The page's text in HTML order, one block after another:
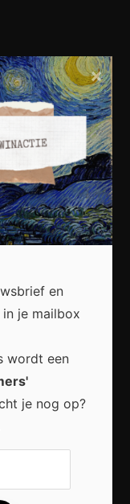
en
interessanter
en
je mailbox
wordt een
je nog op?
×